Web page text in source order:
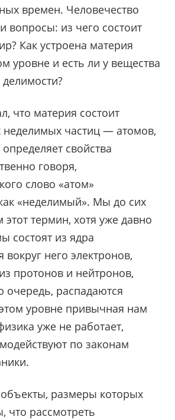
времен. Человечество
вопросы: из чего состоит
Как устроена материя
уровне и есть ли у вещества
что материя состоит
частиц — атомов,
свойства
говоря,
слово «атом»
«неделимый». Мы до сих
термин, хотя уже давно
состоят из ядра
него электронов,
протонов и нейтронов,
очередь, распадаются
уровне привычная нам
уже не работает,
по законам
размеры которых
что рассмотреть